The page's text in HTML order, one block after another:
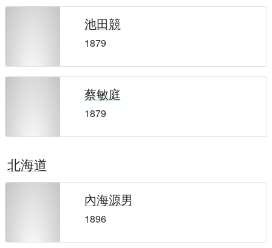
池田競
1879
蔡敏庭
1879
北海道
內海源男
1896